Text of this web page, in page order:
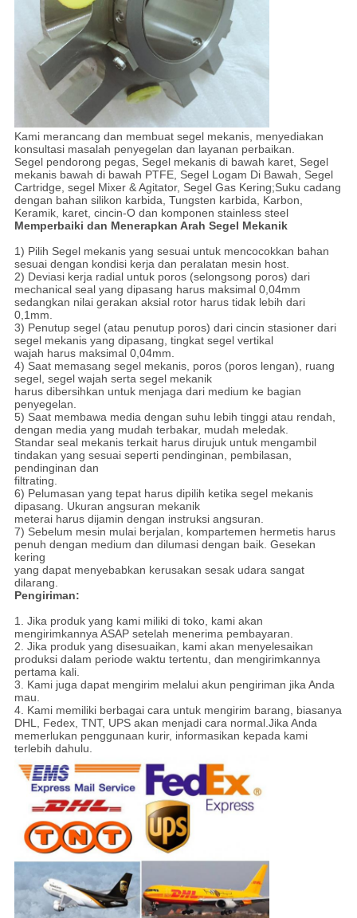
Kami merancang dan membuat segel mekanis, menyediakan
konsultasi masalah penyegelan dan layanan perbaikan.
Segel pendorong pegas, Segel mekanis di bawah karet, Segel
mekanis bawah di bawah PTFE, Segel Logam Di Bawah, Segel
Cartridge, segel Mixer & Agitator, Segel Gas Kering;Suku cadang
dengan bahan silikon karbida, Tungsten karbida, Karbon,
Keramik, karet, cincin-O dan komponen stainless steel
Memperbaiki dan Menerapkan Arah Segel Mekanik
1) Pilih Segel mekanis yang sesuai untuk mencocokkan bahan
sesuai dengan kondisi kerja dan peralatan mesin host.
2) Deviasi kerja radial untuk poros (selongsong poros) dari
mechanical seal yang dipasang harus maksimal 0,04mm
sedangkan nilai gerakan aksial rotor harus tidak lebih dari
0,1mm.
3) Penutup segel (atau penutup poros) dari cincin stasioner dari
segel mekanis yang dipasang, tingkat segel vertikal
wajah harus maksimal 0,04mm.
4) Saat memasang segel mekanis, poros (poros lengan), ruang
segel, segel wajah serta segel mekanik
harus dibersihkan untuk menjaga dari medium ke bagian
penyegelan.
5) Saat membawa media dengan suhu lebih tinggi atau rendah,
dengan media yang mudah terbakar, mudah meledak.
Standar seal mekanis terkait harus dirujuk untuk mengambil
tindakan yang sesuai seperti pendinginan, pembilasan,
pendinginan dan
filtrating.
6) Pelumasan yang tepat harus dipilih ketika segel mekanis
dipasang. Ukuran angsuran mekanik
meterai harus dijamin dengan instruksi angsuran.
7) Sebelum mesin mulai berjalan, kompartemen hermetis harus
penuh dengan medium dan dilumasi dengan baik. Gesekan
kering
yang dapat menyebabkan kerusakan sesak udara sangat
dilarang.
Pengiriman:
1. Jika produk yang kami miliki di toko, kami akan
mengirimkannya ASAP setelah menerima pembayaran.
2. Jika produk yang disesuaikan, kami akan menyelesaikan
produksi dalam periode waktu tertentu, dan mengirimkannya
pertama kali.
3. Kami juga dapat mengirim melalui akun pengiriman jika Anda
mau.
4. Kami memiliki berbagai cara untuk mengirim barang, biasanya
DHL, Fedex, TNT, UPS akan menjadi cara normal.Jika Anda
memerlukan penggunaan kurir, informasikan kepada kami
terlebih dahulu.